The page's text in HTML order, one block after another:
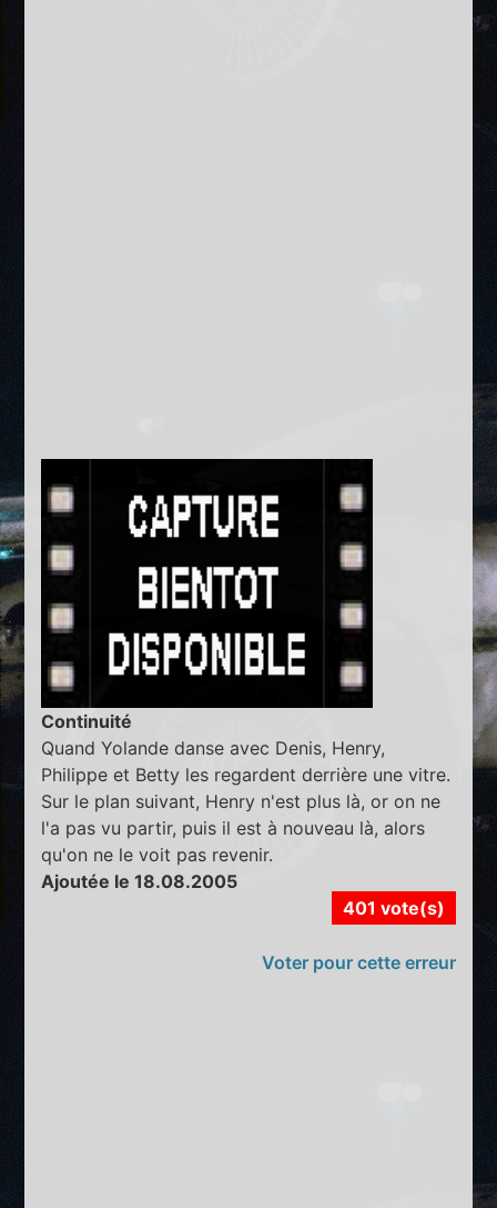
Continuité
Quand Yolande danse avec Denis, Henry,
Philippe et Betty les regardent derrière une vitre.
Sur le plan suivant, Henry n'est plus là, or on ne
l'a pas vu partir, puis il est à nouveau là, alors
qu'on ne le voit pas revenir.
Ajoutée le 18.08.2005
401 vote(s)
Voter pour cette erreur